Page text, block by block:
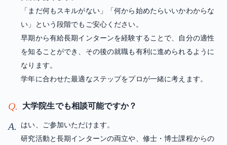
「まだ何もスキルがない」「何から始めたらいいかわからな
い」という段階でもご安心ください。
早期から有給長期インターンを経験することで、自分の適性
を知ることができ、その後の就職も有利に進められるように
なります。
学年に合わせた最適なステップをプロが一緒に考えます。
Q. 大学院生でも相談可能ですか？
A.
はい、ご参加いただけます。
研究活動と長期インターンの両立や、修士・博士課程からの